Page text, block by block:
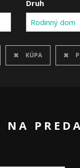
Druh
Rodinný dom
KÚPA